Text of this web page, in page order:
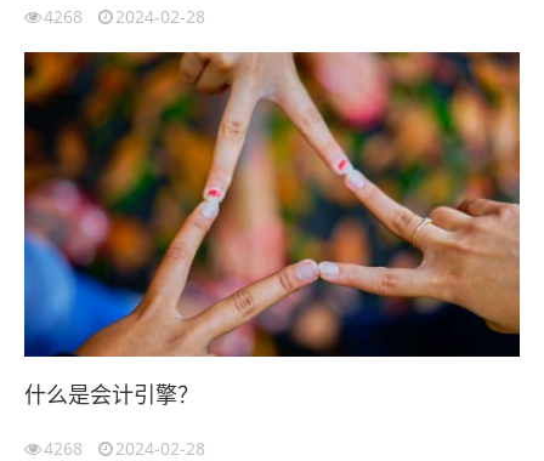
4268 2024-02-28
什么是会计引擎？
4268 2024-02-28